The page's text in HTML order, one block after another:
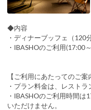
◆内容
・ディナーブッフェ（120
・IBASHOのご利用(17:00
【ご利用にあたってのご案
・プラン料金は、レストラ
・IBASHOのご利用時間
いただけません。